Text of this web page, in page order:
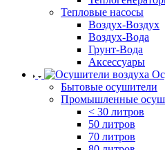
Тепловые насосы
Воздух-Воздух
Воздух-Вода
Грунт-Вода
Аксессуары
Бытовые осушители
Промышленные
< 30 литров
50 литров
70 литров